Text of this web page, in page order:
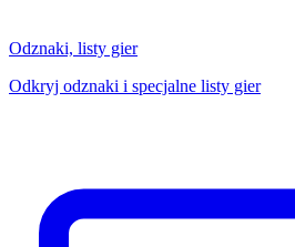
Odznaki, listy gier
Odkryj odznaki i specjalne listy gier